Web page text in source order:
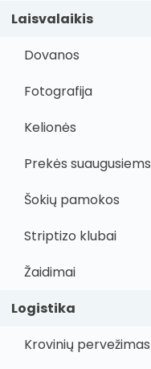
Laisvalaikis
Dovanos
Fotografija
Kelionės
Prekės suaugusiems
Šokių pamokos
Striptizo klubai
Žaidimai
Logistika
Krovinių pervežimas